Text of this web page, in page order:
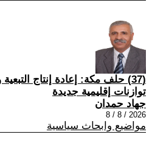
(37) حلف مكة: إعادة إنتاج
توازنات إقليمية جديدة
جهاد حمدان
2026 / 8 / 8
مواضيع وابحاث سياسية